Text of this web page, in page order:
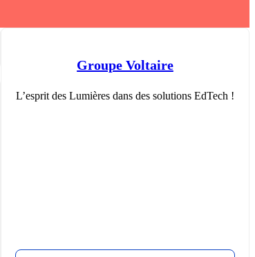
Groupe Voltaire
L’esprit des Lumières dans des solutions EdTech !